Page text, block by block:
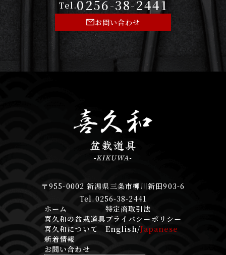
Tel.0256-38-2441
お問い合わせ
〒955-0002 新潟県三条市柳川新田903-6
Tel.0256-38-2441
ホーム
喜久和の盆栽道具
喜久和について
新着情報
お問い合わせ
特定商取引法
プライバシーポリシー
English/Japanese